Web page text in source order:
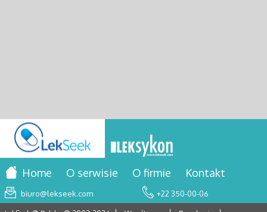
Home O serwisie O firmie Kontakt
biuro@lekseek.com +22 350-00-06